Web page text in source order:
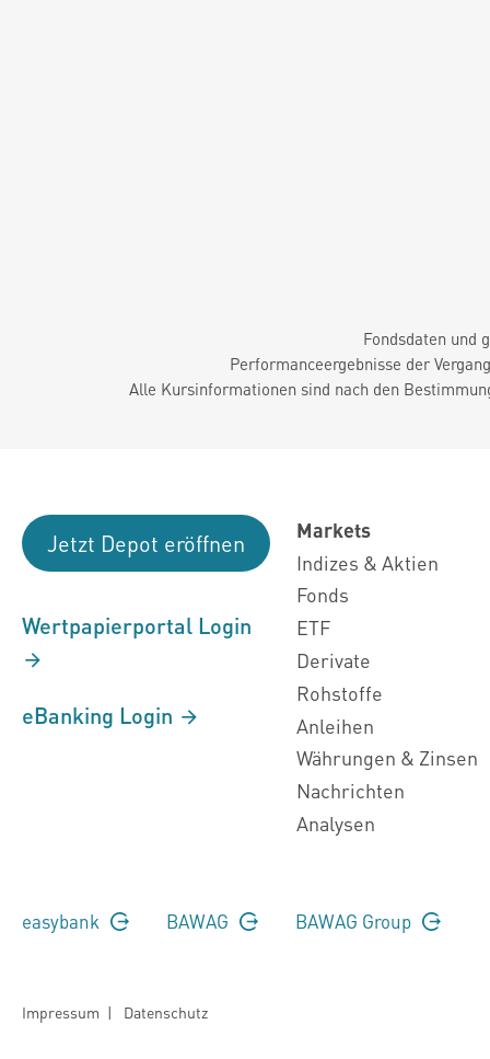
Fondsdaten und
Performanceergebnisse der
Alle Kursinformationen sind nach den
Jetzt Depot eröffnen
Wertpapierportal Login
eBanking Login
Markets
Indizes & Aktien
Fonds
ETF
Derivate
Rohstoffe
Anleihen
Währungen & Zinsen
Nachrichten
Analysen
easybank BAWAG BAWAG Group
Impressum | Datenschutz